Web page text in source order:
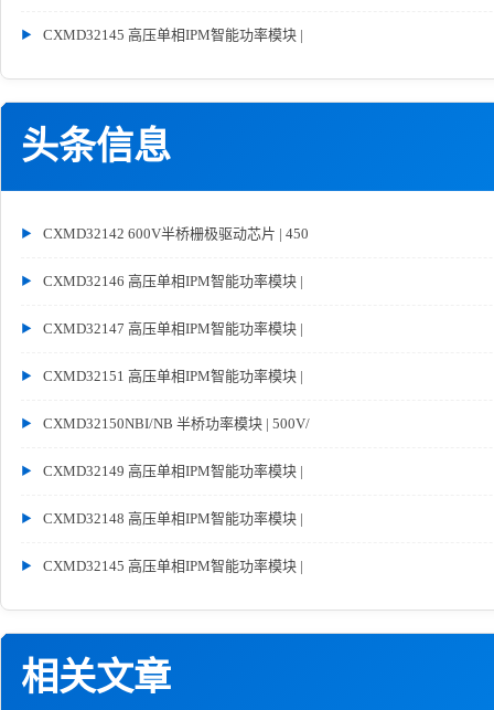
CXMD32145 高压单相IPM智能功率模块 |
头条信息
CXMD32142 600V半桥栅极驱动芯片 | 450
CXMD32146 高压单相IPM智能功率模块 |
CXMD32147 高压单相IPM智能功率模块 |
CXMD32151 高压单相IPM智能功率模块 |
CXMD32150NBI/NB 半桥功率模块 | 500V/
CXMD32149 高压单相IPM智能功率模块 |
CXMD32148 高压单相IPM智能功率模块 |
CXMD32145 高压单相IPM智能功率模块 |
相关文章